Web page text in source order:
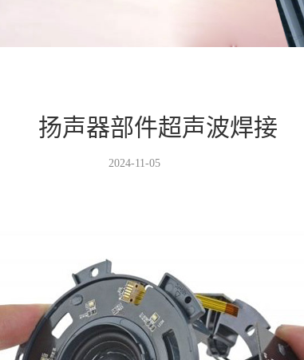
扬声器部件超声波焊接
2024-11-05